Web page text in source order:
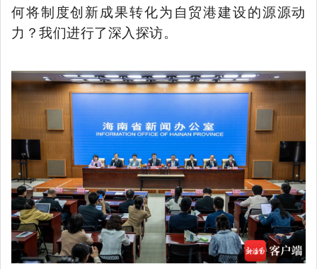
何将制度创新成果转化为自贸港建设的源源动
力？我们进行了深入探访。